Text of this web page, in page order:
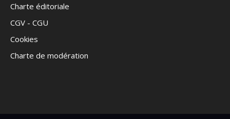
Charte éditoriale
CGV - CGU
Cookies
Charte de modération